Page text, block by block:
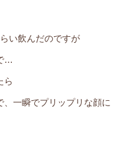
い飲んだのですが
…
ら
一瞬でプリップリな顔に